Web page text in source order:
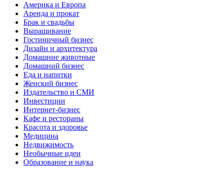
Америка и Европа
Аренда и прокат
Брак и свадьбы
Выращивание
Гостиничный бизнес
Дизайн и архитектура
Домашние животные
Домашний бизнес
Еда и напитки
Женский бизнес
Издательство и СМИ
Инвестиции
Интернет-бизнес
Кафе и рестораны
Красота и здоровье
Медицина
Недвижимость
Необычные идеи
Образование и наука